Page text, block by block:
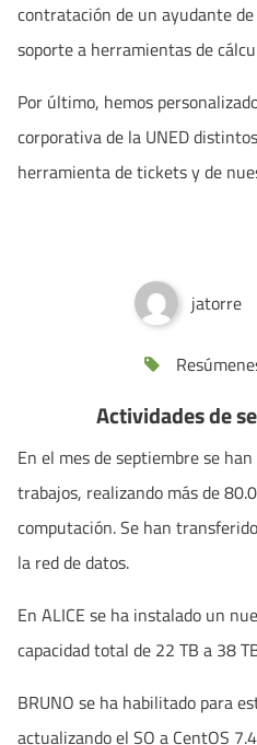
contratación de un ayudante
soporte a herramientas de
Por último, hemos
corporativa de la UNED
herramienta de tickets y de
jatorre
Actividades de
En el mes de septiembre se
trabajos, realizando más de
computación. Se han
la red de datos.
En ALICE se ha instalado un
capacidad total de 22 TB a 38
BRUNO se ha habilitado para
actualizando el SO a CentOS